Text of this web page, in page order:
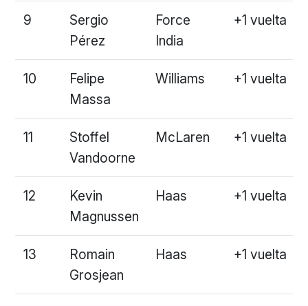
9
Sergio
Pérez
Force
India
+1 vuelta
10
Felipe
Massa
Williams +1 vuelta
11
Stoffel
Vandoorne
McLaren +1 vuelta
12
Kevin
Magnussen
Haas +1 vuelta
13
Romain
Grosjean
Haas +1 vuelta